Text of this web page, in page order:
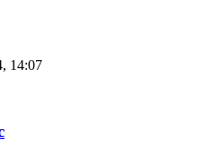
14:07